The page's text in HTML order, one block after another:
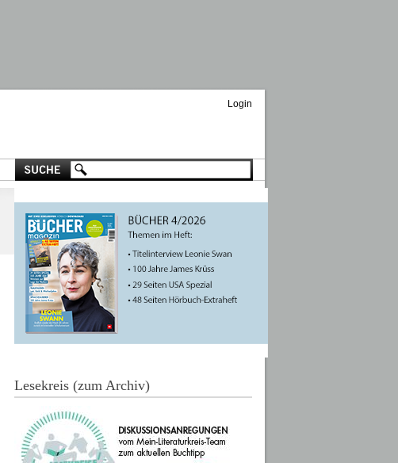
Login
Lesekreis (zum Archiv)